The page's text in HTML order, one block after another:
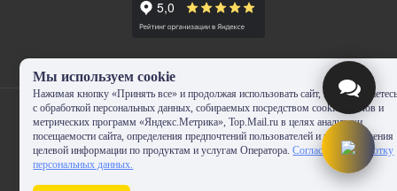
© 2010-2024 - EUROMAT|3D-SHOP.RU. Все права защищены. Копирование
Мы используем cookie
Нажимая кнопку «Принять все» и продолжая использовать сайт, Вы
с обработкой персональных данных, собираемых посредством cookie-файлов и
метрических программ «Яндекс.Метрика», Top.Mail.ru в целях аналитики
посещаемости сайта, определения предпочтений пользователей и предоставления
целевой информации по продуктам и услугам Оператора.Согласие на обработку
персональных данных.